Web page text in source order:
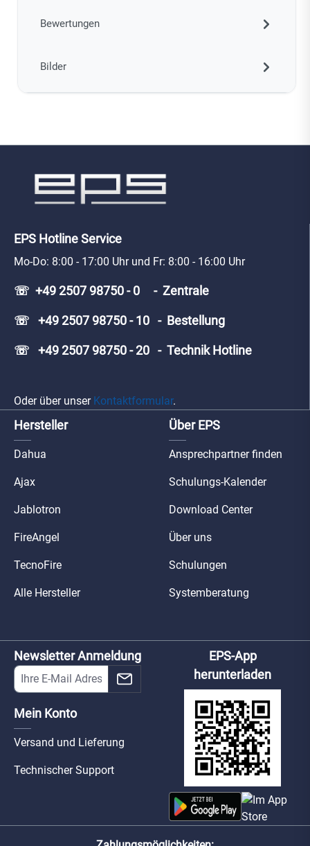
Bewertungen
Bilder
EPS Hotline Service
Mo-Do: 8:00 - 17:00 Uhr und Fr: 8:00 - 16:00 Uhr
☏ +49 2507 98750 - 0 - Zentrale
☏ +49 2507 98750 - 10 - Bestellung
☏ +49 2507 98750 - 20 - Technik Hotline
Oder über unser Kontaktformular.
Hersteller
Dahua
Ajax
Jablotron
FireAngel
TecnoFire
Alle Hersteller
Über EPS
Ansprechpartner finden
Schulungs-Kalender
Download Center
Über uns
Schulungen
Systemberatung
Newsletter Anmeldung
Mein Konto
Versand und Lieferung
Technischer Support
EPS-App
herunterladen